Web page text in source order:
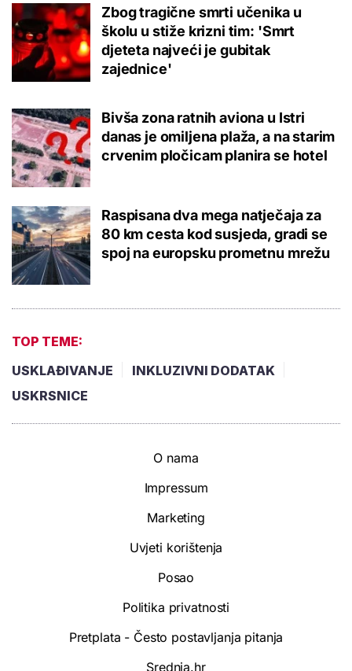
Zbog tragične smrti učenika u
školu u stiže krizni tim: 'Smrt
djeteta najveći je gubitak
zajednice'
Bivša zona ratnih aviona u Istri
danas je omiljena plaža, a na starim
crvenim pločicam planira se hotel
Raspisana dva mega natječaja za
80 km cesta kod susjeda, gradi se
spoj na europsku prometnu mrežu
TOP TEME:
USKLAĐIVANJE
INKLUZIVNI DODATAK
USKRSNICE
O nama
Impressum
Marketing
Uvjeti korištenja
Posao
Politika privatnosti
Pretplata - Često postavljanja pitanja
Srednja.hr